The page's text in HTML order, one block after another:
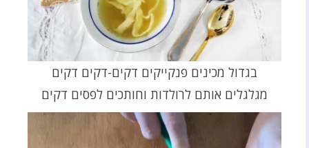
בגדול מכינים פנקייקים דקים-דקים דקים
מגלגלים אותם לרולדות וחותכים לפסים דקים